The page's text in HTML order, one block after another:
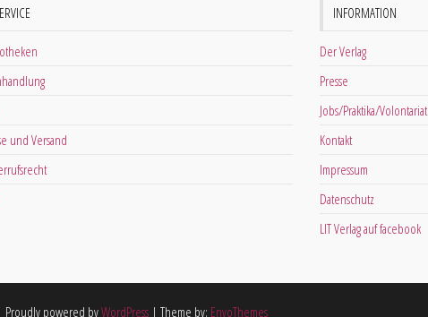
und Versand
INFORMATION
Der Verlag
Presse
Jobs/Praktika/Volontariat
Kontakt
Impressum
Datenschutz
LIT Verlag auf facebook
Proudly powered byWordPress | Theme by: EnvoThemes